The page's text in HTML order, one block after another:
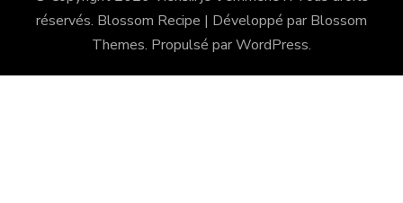
réservés. Blossom Recipe | Développé par Blossom
Themes. Propulsé parWordPress.